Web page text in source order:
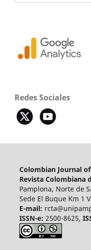
Redes Sociales
Colombian Journal
Revista Colombiana
Pamplona, Norte de
Sede El Buque Km 1
E-mail:
ISSN-e: 2500-8625,